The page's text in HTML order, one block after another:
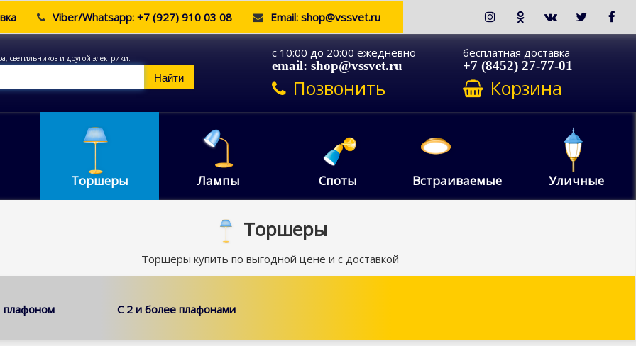
Viber/Whatsapp: +7 (927) 910 03 08 Email: shop@vssvet.ru
светильников и другой электрики.
Найти
c 10:00 до 20:00 ежедневно
email: shop@vssvet.ru
Позвонить
бесплатная доставка
+7 (8452) 27-77-01
Корзина
Торшеры Лампы Споты Встраиваемые Уличные
Торшеры
Торшеры купить по выгодной цене и с доставкой
плафоном С 2 и более плафонами